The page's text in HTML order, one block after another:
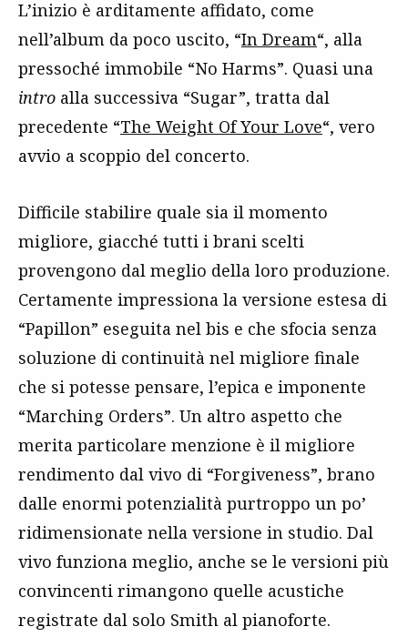
L’inizio è arditamente affidato, come
nell’album da poco uscito, “In Dream“, alla
pressoché immobile “No Harms”. Quasi una
intro alla successiva “Sugar”, tratta dal
precedente “The Weight Of Your Love“, vero
avvio a scoppio del concerto.
Difficile stabilire quale sia il momento
migliore, giacché tutti i brani scelti
provengono dal meglio della loro produzione.
Certamente impressiona la versione estesa di
“Papillon” eseguita nel bis e che sfocia senza
soluzione di continuità nel migliore finale
che si potesse pensare, l’epica e imponente
“Marching Orders”. Un altro aspetto che
merita particolare menzione è il migliore
rendimento dal vivo di “Forgiveness”, brano
dalle enormi potenzialità purtroppo un po’
ridimensionate nella versione in studio. Dal
vivo funziona meglio, anche se le versioni più
convincenti rimangono quelle acustiche
registrate dal solo Smith al pianoforte.